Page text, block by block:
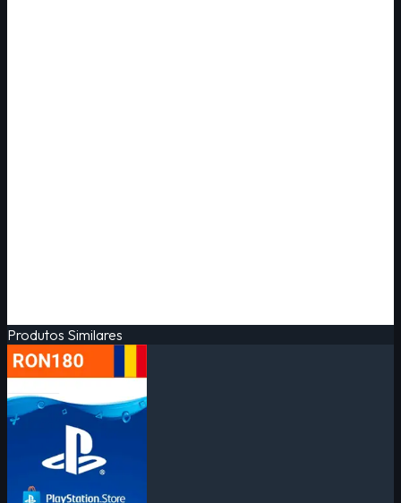
Produtos Similares